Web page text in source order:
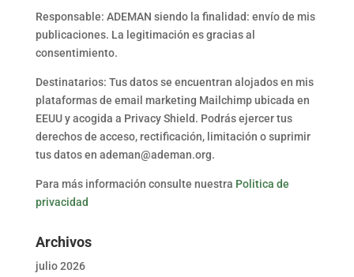
Responsable: ADEMAN siendo la finalidad: envío de mis
publicaciones. La legitimación es gracias al
consentimiento.
Destinatarios: Tus datos se encuentran alojados en mis
plataformas de email marketing Mailchimp ubicada en
EEUU y acogida a Privacy Shield. Podrás ejercer tus
derechos de acceso, rectificación, limitación o suprimir
tus datos en ademan@ademan.org.
Para más información consulte nuestra Politica de
privacidad
Archivos
julio 2026